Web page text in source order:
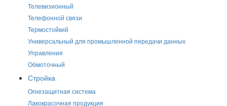
Телевизионный
Телефонной связи
Термостойкий
Универсальный для промышленной передачи данных
Управления
Обмоточный
Стройка
Огнезащитная система
Лакокрасочная продукция